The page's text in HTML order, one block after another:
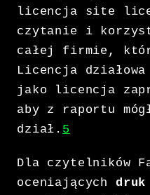
licencja site
czytanie i
całej firmie,
Licencja
jako licencja
aby z raportu
dział. 5
Dla czytelników
oceniających druk